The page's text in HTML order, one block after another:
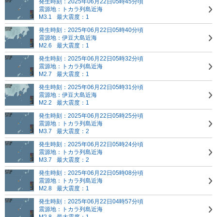
発生時刻：2025年06月22日05時45分頃
震源地：トカラ列島近海
M3.1
最大震度：1
発生時刻：2025年06月22日05時40分頃
震源地：伊豆大島近海
M2.6
最大震度：1
発生時刻：2025年06月22日05時32分頃
震源地：トカラ列島近海
M2.7
最大震度：1
発生時刻：2025年06月22日05時31分頃
震源地：伊豆大島近海
M2.2
最大震度：1
発生時刻：2025年06月22日05時25分頃
震源地：トカラ列島近海
M3.7
最大震度：2
発生時刻：2025年06月22日05時24分頃
震源地：トカラ列島近海
M3.7
最大震度：2
発生時刻：2025年06月22日05時08分頃
震源地：トカラ列島近海
M2.8
最大震度：1
発生時刻：2025年06月22日04時57分頃
震源地：トカラ列島近海